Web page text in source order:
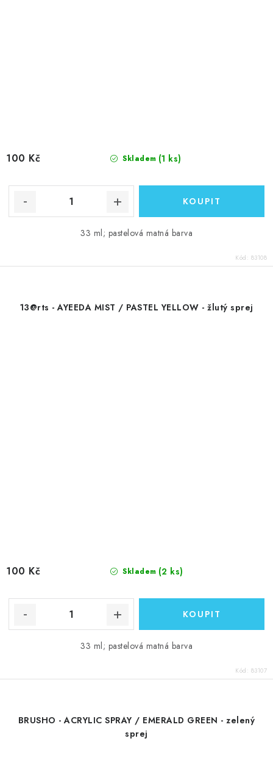
Skladem (1 ks)
100 Kč
33 ml; pastelová matná barva
Kód: 83108
13@rts - AYEEDA MIST / PASTEL YELLOW - žlutý sprej
Skladem (2 ks)
100 Kč
33 ml; pastelová matná barva
Kód: 83107
BRUSHO - ACRYLIC SPRAY / EMERALD GREEN - zelený
sprej